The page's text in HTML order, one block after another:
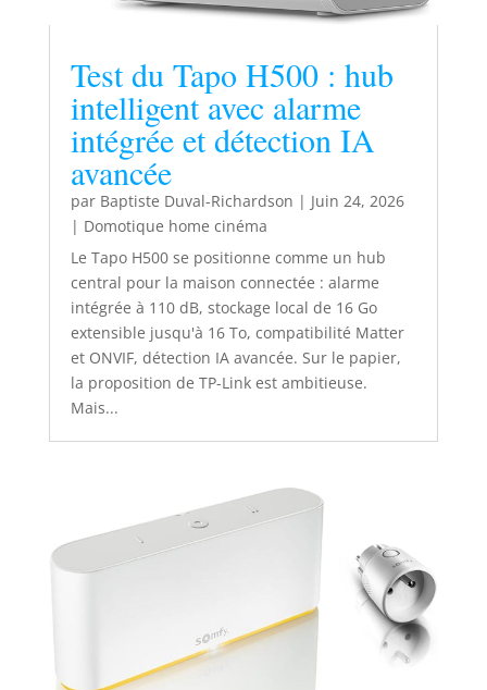
Test du Tapo H500 : hub
intelligent avec alarme
intégrée et détection IA
avancée
par Baptiste Duval-Richardson | Juin 24, 2026
| Domotique home cinéma
Le Tapo H500 se positionne comme un hub
central pour la maison connectée : alarme
intégrée à 110 dB, stockage local de 16 Go
extensible jusqu'à 16 To, compatibilité Matter
et ONVIF, détection IA avancée. Sur le papier,
la proposition de TP-Link est ambitieuse.
Mais...